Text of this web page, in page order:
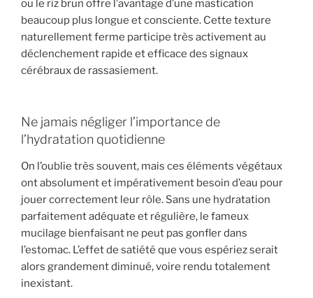
ou le riz brun offre l’avantage d’une mastication
beaucoup plus longue et consciente. Cette texture
naturellement ferme participe très activement au
déclenchement rapide et efficace des signaux
cérébraux de rassasiement.
Ne jamais négliger l’importance de
l’hydratation quotidienne
On l’oublie très souvent, mais ces éléments végétaux
ont absolument et impérativement besoin d’eau pour
jouer correctement leur rôle. Sans une hydratation
parfaitement adéquate et régulière, le fameux
mucilage bienfaisant ne peut pas gonfler dans
l’estomac. L’effet de satiété que vous espériez serait
alors grandement diminué, voire rendu totalement
inexistant.